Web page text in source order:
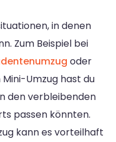
in denen
Zum Beispiel bei
oder
Mini-Umzug hast du
den verbleibenden
passen könnten.
kann es vorteilhaft